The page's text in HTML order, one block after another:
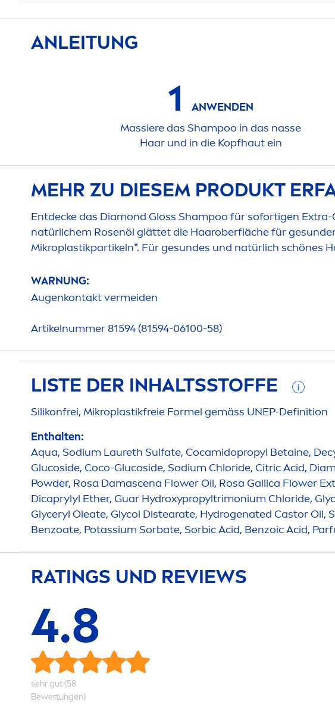
ANLEITUNG
1
ANWENDEN
Massiere das Shampoo in das nasse
Haar und in die Kopfhaut ein
MEHR ZU DIESEM PRODUKT
Entdecke das Diamond Gloss Shampoo für sofortigen
natürlichem Rosenöl glättet die Haaroberfläche für gesun
Mikroplastikpartikeln*. Für gesundes und natürlich schönes
WARNUNG:
Augenkontakt vermeiden
Artikelnummer 81594 (81594-06100-58)
LISTE DER INHALTSSTOFFE
Silikonfrei, Mikroplastikfreie Formel gemäss UNEP-Definition
Enthalten:
Aqua, Sodium Laureth Sulfate, Cocamidopropyl Betaine,
Glucoside, Coco-Glucoside, Sodium Chloride, Citric Acid,
Powder, Rosa Damascena Flower Oil, Rosa Gallica Flower
Dicaprylyl Ether, Guar Hydroxypropyltrimonium Chloride,
Glyceryl Oleate, Glycol Distearate, Hydrogenated Castor Oil,
Benzoate, Potassium Sorbate, Sorbic Acid, Benzoic Acid,
RATINGS UND REVIEWS
4.8
sehr gut (58
Bewertungen)